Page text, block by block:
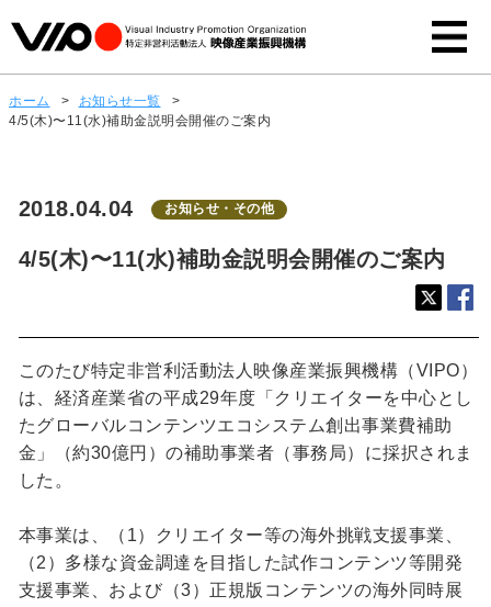
ホーム > お知らせ一覧
>
4/5(木)〜11(水)補助金説明会開催のご案内
2018.04.04 お知らせ・その他
4/5(木)〜11(水)補助金説明会開催のご案内
このたび特定非営利活動法人映像産業振興機構（VIPO）
は、経済産業省の平成29年度「クリエイターを中心とし
たグローバルコンテンツエコシステム創出事業費補助
金」（約30億円）の補助事業者（事務局）に採択されま
した。
本事業は、（1）クリエイター等の海外挑戦支援事業、
（2）多様な資金調達を目指した試作コンテンツ等開発
支援事業、および（3）正規版コンテンツの海外同時展